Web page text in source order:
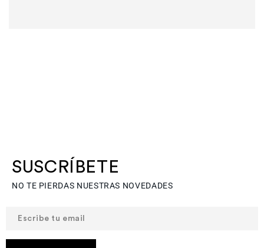
SUSCRÍBETE
NO TE PIERDAS NUESTRAS NOVEDADES